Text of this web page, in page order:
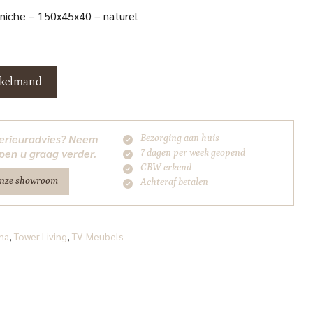
– 150x45x40 – naturel
Neem
u graag verder.
showroom
Bezorging aan huis
7 dagen per week geopend
CBW erkend
Achteraf betalen
, Tower Living, TV-Meubels